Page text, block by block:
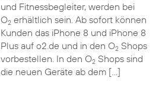
und Fitnessbegleiter, werden bei
O2erhältlich sein. Ab sofort können
Kunden das iPhone 8 und iPhone 8
Plus auf o2.de und in den O2Shops
vorbestellen. In den O2Shops sind
die neuen Geräte ab dem […]